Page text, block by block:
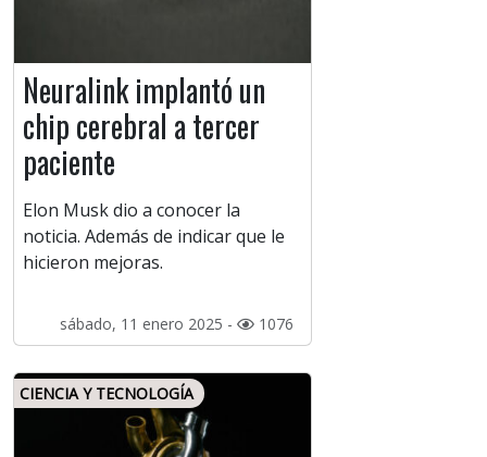
Neuralink implantó un
chip cerebral a tercer
paciente
Elon Musk dio a conocer la
noticia. Además de indicar que le
hicieron mejoras.
sábado, 11 enero 2025 - 1076
CIENCIA Y TECNOLOGÍA